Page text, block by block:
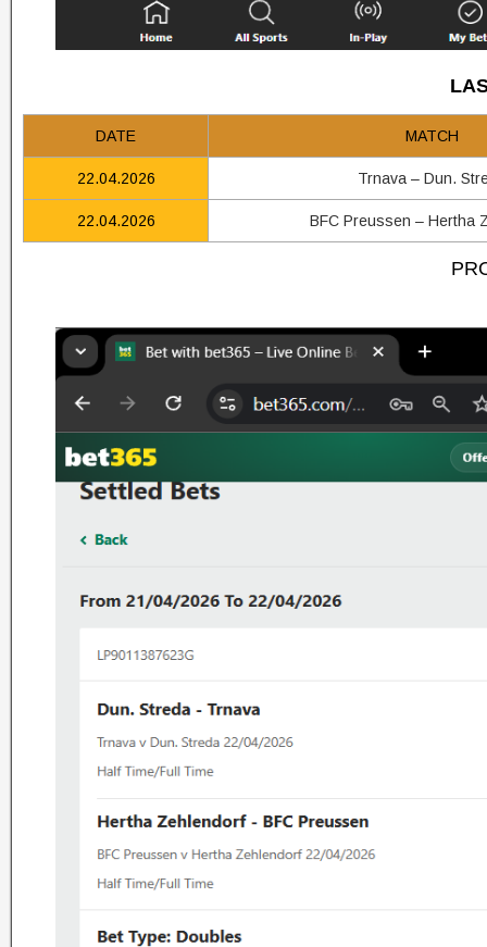
DATE MATCH
22.04.2026 Trnava – Dun.
22.04.2026 BFC Preussen – Hertha